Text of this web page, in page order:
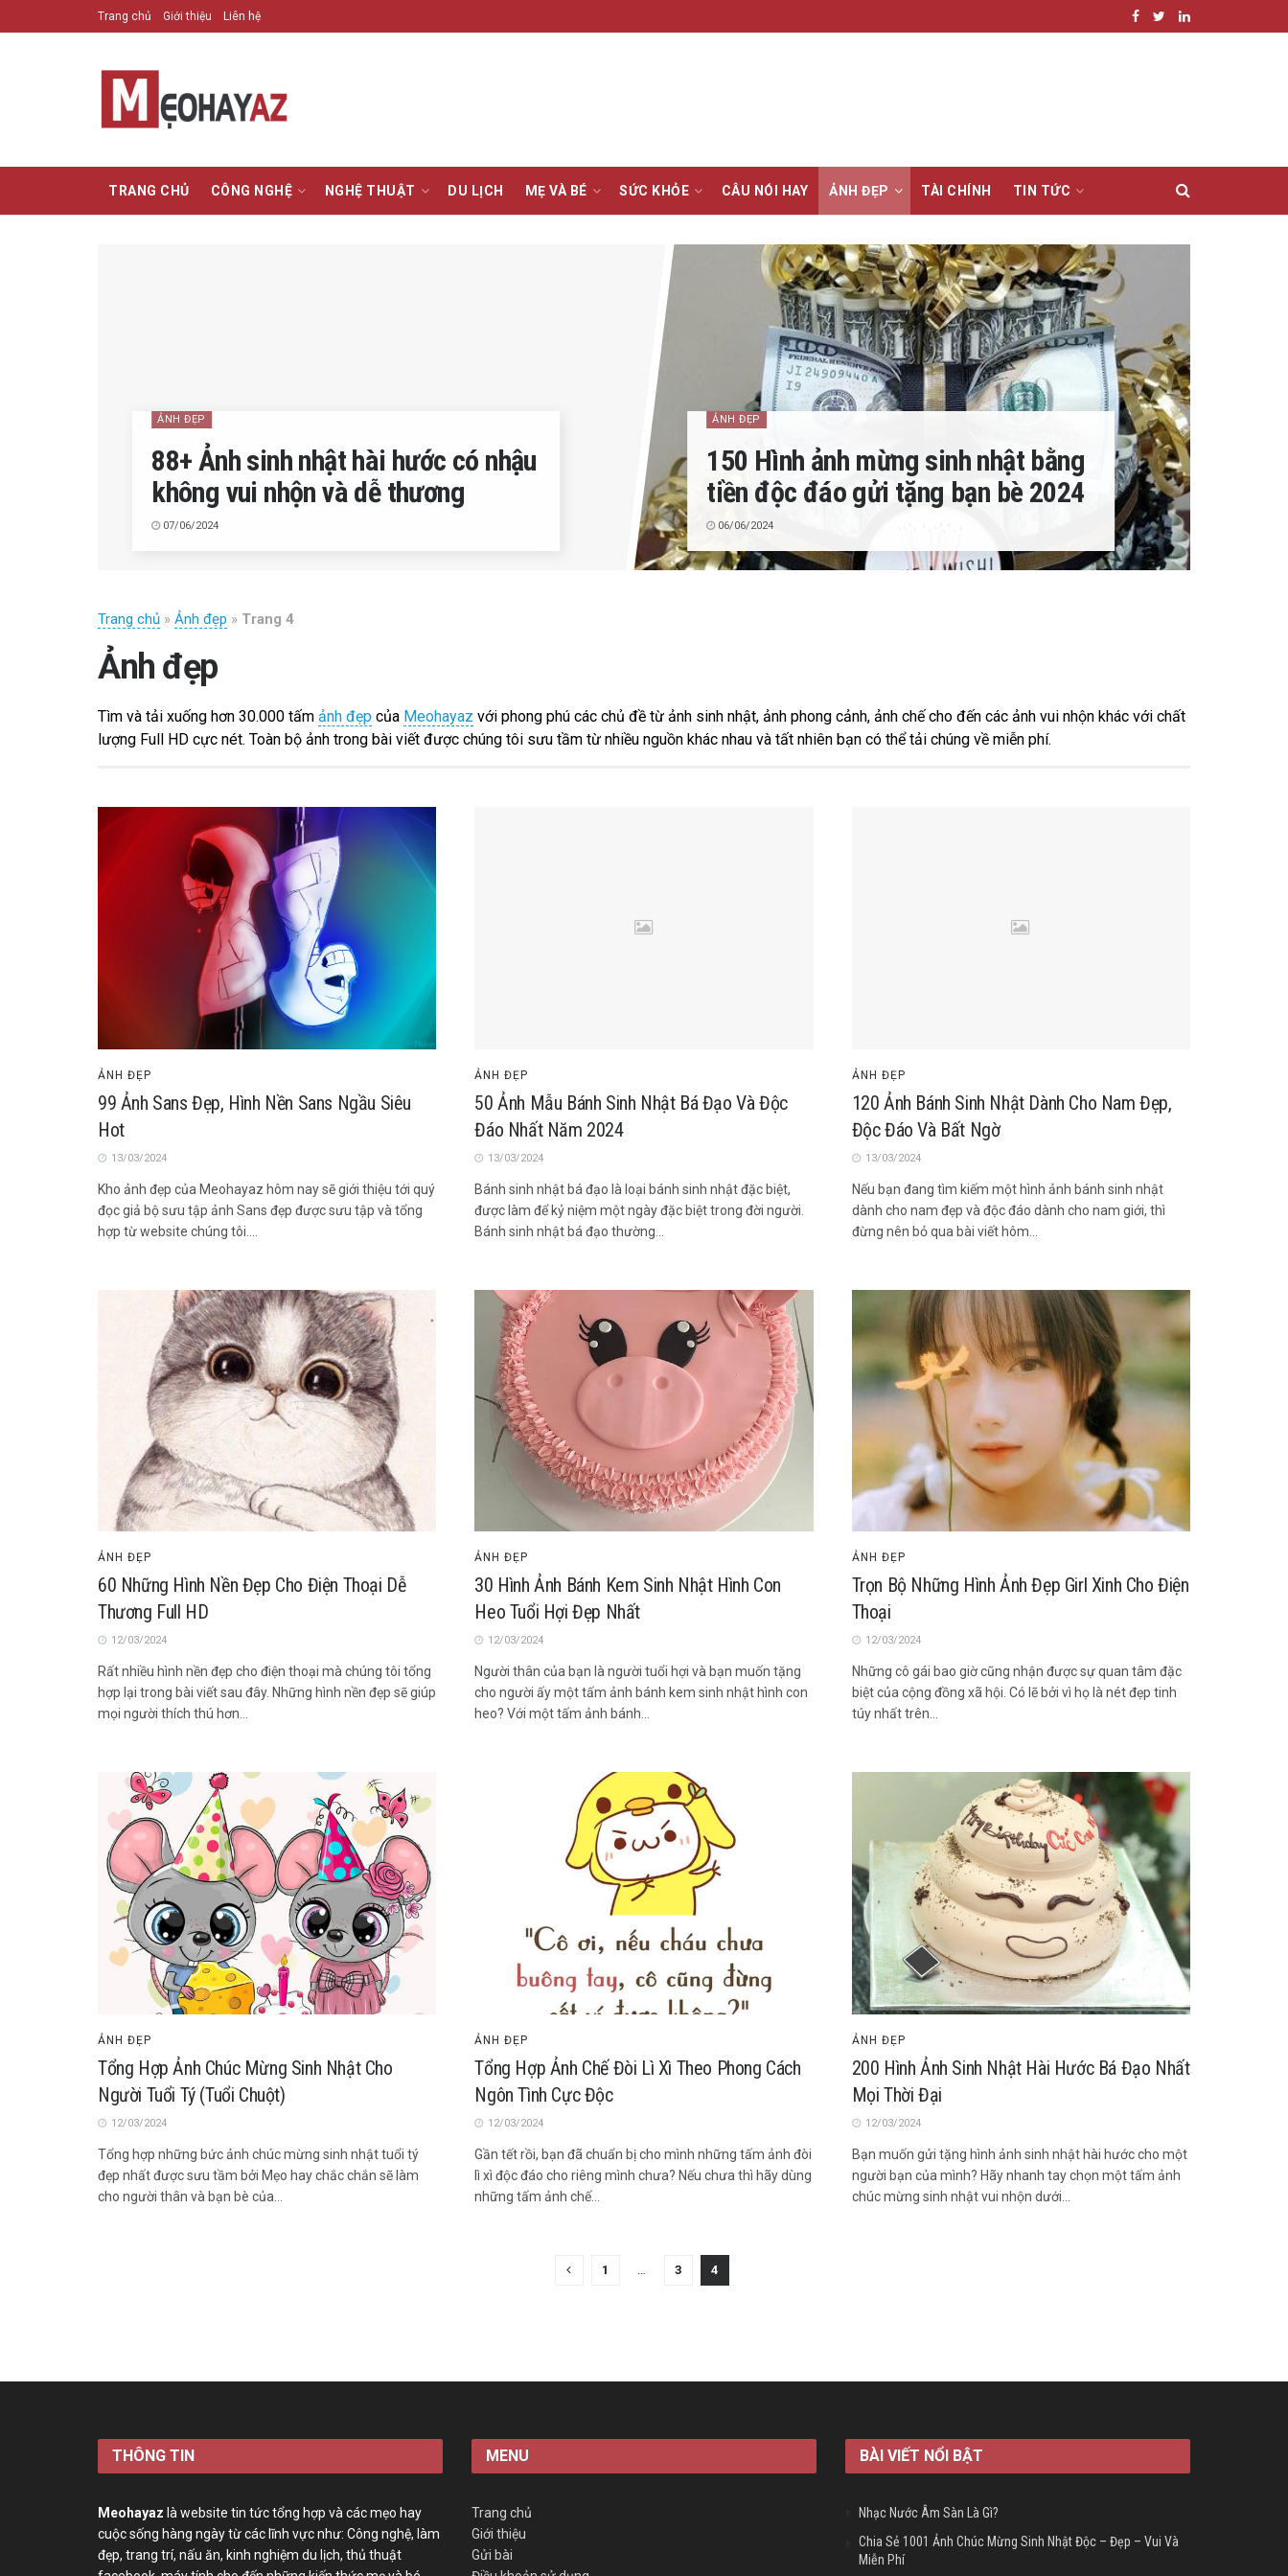
Trang chủ Giới thiệu Liên hệ
TRANG CHỦ CÔNG NGHỆ NGHỆ THUẬT DU LỊCH MẸ VÀ BÉ SỨC KHỎE CÂU NÓI HAY ẢNH ĐẸP TÀI CHÍNH TIN TỨC
ẢNH ĐẸP
88+ Ảnh sinh nhật hài hước có nhậu
không vui nhộn và dễ thương
07/06/2024
ẢNH ĐẸP
150 Hình ảnh mừng sinh nhật bằng
tiền độc đáo gửi tặng bạn bè 2024
06/06/2024
Trang chủ » Ảnh đẹp » Trang 4
Ảnh đẹp
Tìm và tải xuống hơn 30.000 tấm ảnh đẹp của Meohayaz với phong phú các chủ đề từ ảnh sinh nhật, ảnh phong cảnh, ảnh chế cho đến các ảnh vui nhộn khác với chất
lượng Full HD cực nét. Toàn bộ ảnh trong bài viết được chúng tôi sưu tầm từ nhiều nguồn khác nhau và tất nhiên bạn có thể tải chúng về miễn phí.
ẢNH ĐẸP
99 Ảnh Sans Đẹp, Hình Nền Sans Ngầu Siêu
Hot
13/03/2024
Kho ảnh đẹp của Meohayaz hôm nay sẽ giới thiệu tới quý
đọc giả bộ sưu tập ảnh Sans đẹp được sưu tập và tổng
hợp từ website chúng tôi....
ẢNH ĐẸP
50 Ảnh Mẫu Bánh Sinh Nhật Bá Đạo Và Độc
Đáo Nhất Năm 2024
13/03/2024
Bánh sinh nhật bá đạo là loại bánh sinh nhật đặc biệt,
được làm để kỷ niệm một ngày đặc biệt trong đời người.
Bánh sinh nhật bá đạo thường...
ẢNH ĐẸP
120 Ảnh Bánh Sinh Nhật Dành Cho Nam Đẹp,
Độc Đáo Và Bất Ngờ
13/03/2024
Nếu bạn đang tìm kiếm một hình ảnh bánh sinh nhật
dành cho nam đẹp và độc đáo dành cho nam giới, thì
đừng nên bỏ qua bài viết hôm...
ẢNH ĐẸP
60 Những Hình Nền Đẹp Cho Điện Thoại Dễ
Thương Full HD
12/03/2024
Rất nhiều hình nền đẹp cho điện thoại mà chúng tôi tổng
hợp lại trong bài viết sau đây. Những hình nền đẹp sẽ giúp
mọi người thích thú hơn...
ẢNH ĐẸP
30 Hình Ảnh Bánh Kem Sinh Nhật Hình Con
Heo Tuổi Hợi Đẹp Nhất
12/03/2024
Người thân của bạn là người tuổi hợi và bạn muốn tặng
cho người ấy một tấm ảnh bánh kem sinh nhật hình con
heo? Với một tấm ảnh bánh...
ẢNH ĐẸP
Trọn Bộ Những Hình Ảnh Đẹp Girl Xinh Cho Điện
Thoại
12/03/2024
Những cô gái bao giờ cũng nhận được sự quan tâm đặc
biệt của cộng đồng xã hội. Có lẽ bởi vì họ là nét đẹp tinh
túy nhất trên...
ẢNH ĐẸP
Tổng Hợp Ảnh Chúc Mừng Sinh Nhật Cho
Người Tuổi Tý (Tuổi Chuột)
12/03/2024
Tổng hợp những bức ảnh chúc mừng sinh nhật tuổi tý
đẹp nhất được sưu tầm bởi Mẹo hay chắc chắn sẽ làm
cho người thân và bạn bè của...
ẢNH ĐẸP
Tổng Hợp Ảnh Chế Đòi Lì Xì Theo Phong Cách
Ngôn Tình Cực Độc
12/03/2024
Gần tết rồi, bạn đã chuẩn bị cho mình những tấm ảnh đòi
lì xì độc đáo cho riêng mình chưa? Nếu chưa thì hãy dùng
những tấm ảnh chế...
ẢNH ĐẸP
200 Hình Ảnh Sinh Nhật Hài Hước Bá Đạo Nhất
Mọi Thời Đại
12/03/2024
Bạn muốn gửi tặng hình ảnh sinh nhật hài hước cho một
người bạn của mình? Hãy nhanh tay chọn một tấm ảnh
chúc mừng sinh nhật vui nhộn dưới...
1 3 4
THÔNG TIN
Meohayaz là website tin tức tổng hợp và các mẹo hay
cuộc sống hàng ngày từ các lĩnh vực như: Công nghệ, làm
đẹp, trang trí, nấu ăn, kinh nghiệm du lịch, thủ thuật
MENU
Trang chủ
Giới thiệu
Gửi bài
BÀI VIẾT NỔI BẬT
Nhạc Nước Âm Sàn Là Gì?
Chia Sẻ 1001 Ảnh Chúc Mừng Sinh Nhật Độc – Đẹp – Vui Và
Miễn Phí